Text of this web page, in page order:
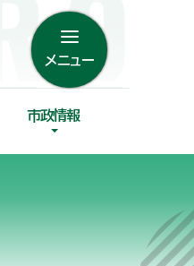
メニュー
市政情報